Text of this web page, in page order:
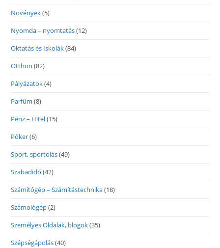
Növények(5)
Nyomda – nyomtatás(12)
Oktatás és Iskolák(84)
Otthon (82)
Pályázatok(4)
Parfüm (8)
Pénz – Hitel(15)
Póker(6)
Sport, sportolás(49)
Szabadidő (42)
Számítógép – Számítástechnika(18)
Számológép(2)
Személyes Oldalak, blogok(35)
Szépségápolás(40)